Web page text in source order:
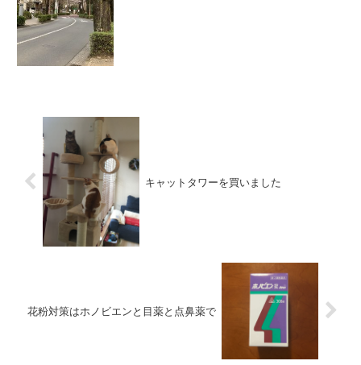
キャットタワーを買いました
花粉対策はホノビエンと目薬と点鼻薬で